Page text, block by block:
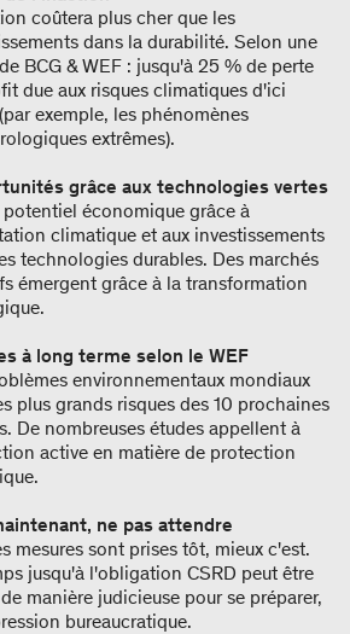
coûtera plus cher que les
dans la durabilité. Selon une
BCG & WEF : jusqu'à 25 % de perte
due aux risques climatiques d'ici
exemple, les phénomènes
extrêmes).
grâce aux technologies vertes
potentiel économique grâce à
climatique et aux investissements
technologies durables. Des marchés
émergent grâce à la transformation
à long terme selon le WEF
environnementaux mondiaux
plus grands risques des 10 prochaines
De nombreuses études appellent à
active en matière de protection
ne pas attendre
mesures sont prises tôt, mieux c'est.
jusqu'à l'obligation CSRD peut être
manière judicieuse pour se préparer,
bureaucratique.